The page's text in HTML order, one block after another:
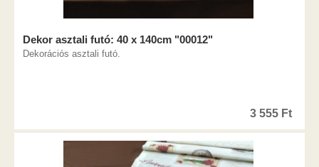
Dekor asztali futó: 40 x 140cm "00012"
Dekorációs asztali futó.
3 555 Ft